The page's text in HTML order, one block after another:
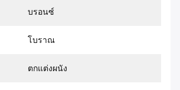
บรอนซ์
โบราณ
ตกแต่งผนัง